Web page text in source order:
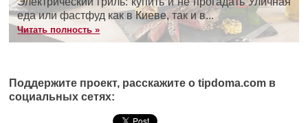
еда или фастфуд как в Киеве, так и в...
Читать полность »
Поддержите проект, расскажите о tipdoma.com в
социальных сетях: